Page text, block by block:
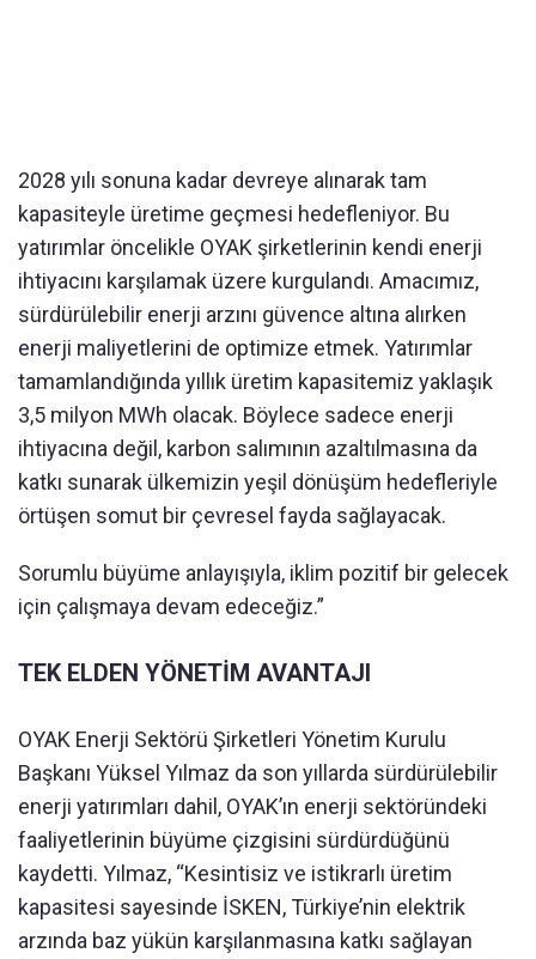
2028 yılı sonuna kadar devreye alınarak tam
kapasiteyle üretime geçmesi hedefleniyor. Bu
yatırımlar öncelikle OYAK şirketlerinin kendi enerji
ihtiyacını karşılamak üzere kurgulandı. Amacımız,
sürdürülebilir enerji arzını güvence altına alırken
enerji maliyetlerini de optimize etmek. Yatırımlar
tamamlandığında yıllık üretim kapasitemiz yaklaşık
3,5 milyon MWh olacak. Böylece sadece enerji
ihtiyacına değil, karbon salımının azaltılmasına da
katkı sunarak ülkemizin yeşil dönüşüm hedefleriyle
örtüşen somut bir çevresel fayda sağlayacak.
Sorumlu büyüme anlayışıyla, iklim pozitif bir gelecek
için çalışmaya devam edeceğiz.”
TEK ELDEN YÖNETİM AVANTAJI
OYAK Enerji Sektörü Şirketleri Yönetim Kurulu
Başkanı Yüksel Yılmaz da son yıllarda sürdürülebilir
enerji yatırımları dahil, OYAK’ın enerji sektöründeki
faaliyetlerinin büyüme çizgisini sürdürdüğünü
kaydetti. Yılmaz, “Kesintisiz ve istikrarlı üretim
kapasitesi sayesinde İSKEN, Türkiye’nin elektrik
arzında baz yükün karşılanmasına katkı sağlayan